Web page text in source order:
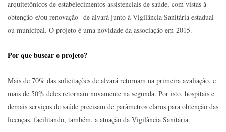
arquitetônicos de estabelecimentos assistenciais de saúde, com vistas à
obtenção e/ou renovação de alvará junto à Vigilância Sanitária estadual
ou municipal. O projeto é uma novidade da associação em 2015.
Por que buscar o projeto?
Mais de 70% das solicitações de alvará retornam na primeira avaliação, e
mais de 50% deles retornam novamente na segunda. Por isto, hospitais e
demais serviços de saúde precisam de parâmetros claros para obtenção das
licenças, facilitando, também, a atuação da Vigilância Sanitária.